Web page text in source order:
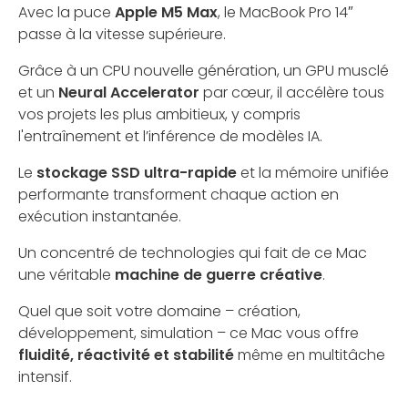
Avec la puce Apple M5 Max, le MacBook Pro 14″
passe à la vitesse supérieure.
Grâce à un CPU nouvelle génération, un GPU musclé
et un Neural Accelerator par cœur, il accélère tous
vos projets les plus ambitieux, y compris
l'entraînement et l’inférence de modèles IA.
Le stockage SSD ultra-rapideet la mémoire unifiée
performante transforment chaque action en
exécution instantanée.
Un concentré de technologies qui fait de ce Mac
une véritable machine de guerre créative.
Quel que soit votre domaine – création,
développement, simulation – ce Mac vous offre
fluidité, réactivité et stabilitémême en multitâche
intensif.